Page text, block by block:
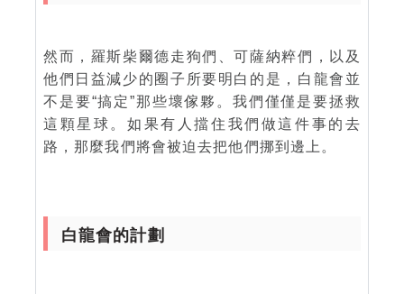
然而，羅斯柴爾德走狗們、可薩納粹們，以及
他們日益減少的圈子所要明白的是，白龍會並
不是要“搞定”那些壞傢夥。我們僅僅是要拯救
這顆星球。如果有人擋住我們做這件事的去
路，那麼我們將會被迫去把他們挪到邊上。
白龍會的計劃